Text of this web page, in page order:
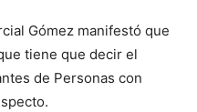
Gómez manifestó que
tiene que decir el
de Personas con